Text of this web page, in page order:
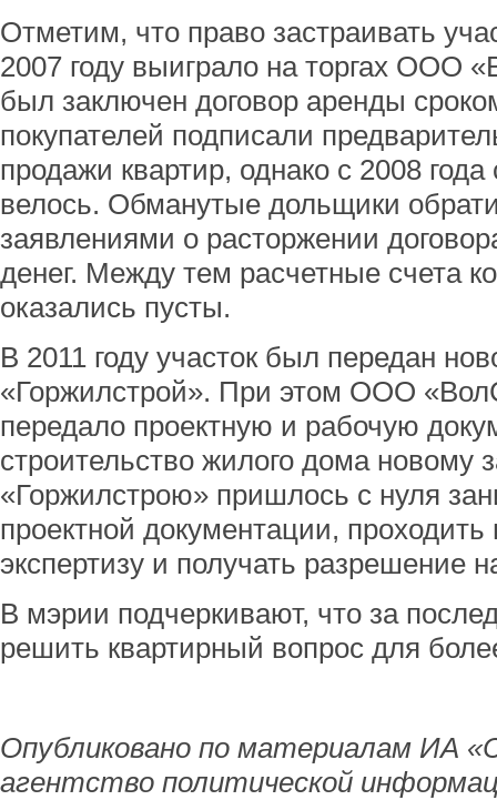
Отметим, что право застраивать
2007 году выиграло на торгах
был заключен договор аренды
покупателей подписали
продажи квартир, однако с 2008 года
велось. Обманутые дольщики
заявлениями о расторжении
денег. Между тем расчетные счета
оказались пусты.
В 2011 году участок был передан
«Горжилстрой». При этом ООО
передало проектную и рабочую
строительство жилого дома новому
«Горжилстрою» пришлось с нуля
проектной документации, проходить
экспертизу и получать разрешение
В мэрии подчеркивают, что за
решить квартирный вопрос для
Опубликовано по материалам ИА
агентство политической